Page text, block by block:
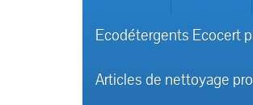
Ecodétergents Ecocert
Articles de nettoyage